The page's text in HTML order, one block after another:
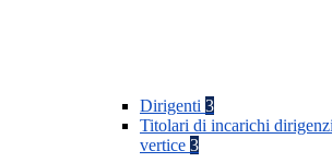
Dirigenti 3
Titolari di incarichi
vertice 3